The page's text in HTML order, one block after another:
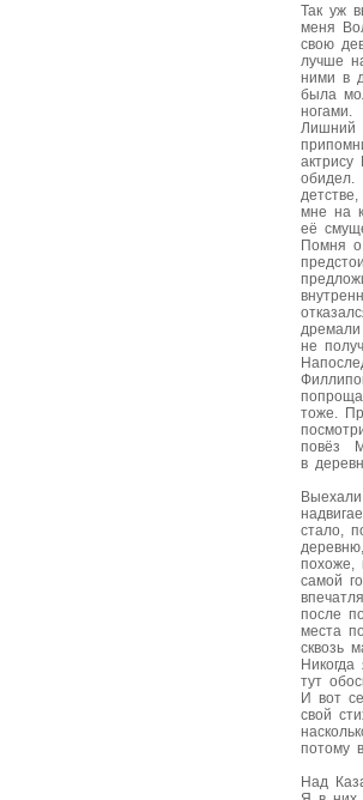
Так уж
меня
свою
лучше
ними в
была
Лишний
обидел.
мне на
её
Помня
не
тоже.
повёз
в
стало,
самой
после
места
сквозь
тут
И вот
свой
потому
Над